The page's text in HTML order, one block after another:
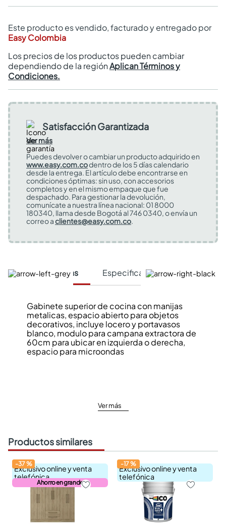
Este producto es vendido, facturado y entregado por
Easy Colombia
Los precios de los productos pueden cambiar
dependiendo de la regiónAplican Términos y
Condiciones.
Satisfacción Garantizada
Ver más
Puedes devolver o cambiar un producto adquirido en
www.easy.com.codentro de los 5 días calendario
desde la entrega. El artículo debe encontrarse en
condiciones óptimas: sin uso, con accesorios
completos y en el mismo empaque que fue
despachado. Para gestionar la devolución,
comunícate a nuestra línea nacional: 01 8000
180340, llama desde Bogotá al 746 0340, o envía un
correo aclientes@easy.com.co.
Características Especificaciones Técnicas
Gabinete superior de cocina con manijas
metalicas, espacio abierto para objetos
decorativos, incluye locero y portavasos
blanco, modulo para campana extractora de
60cm para ubicar en izquierda o derecha,
espacio para microondas
Ver más
Productos similares
Exclusivo online y venta
telefónica
Ahorro en grande
-37%
Exclusivo online y venta
telefónica
-17%